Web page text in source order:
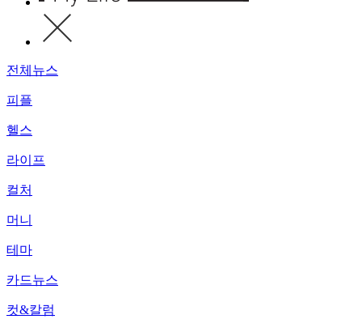
전체뉴스
피플
헬스
라이프
컬처
머니
테마
카드뉴스
컷&칼럼